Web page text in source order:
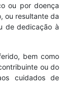
ou por doença
ou resultante da
de dedicação à
bem como
ou do
cuidados de